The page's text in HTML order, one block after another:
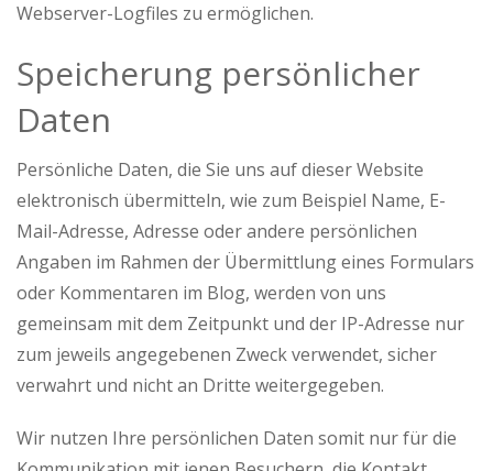
Webserver-Logfiles zu ermöglichen.
Speicherung persönlicher
Daten
Persönliche Daten, die Sie uns auf dieser Website
elektronisch übermitteln, wie zum Beispiel Name, E-
Mail-Adresse, Adresse oder andere persönlichen
Angaben im Rahmen der Übermittlung eines Formulars
oder Kommentaren im Blog, werden von uns
gemeinsam mit dem Zeitpunkt und der IP-Adresse nur
zum jeweils angegebenen Zweck verwendet, sicher
verwahrt und nicht an Dritte weitergegeben.
Wir nutzen Ihre persönlichen Daten somit nur für die